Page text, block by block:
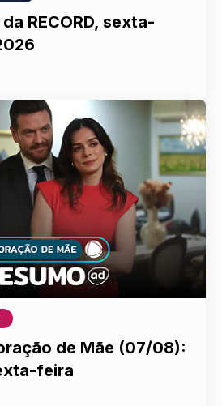
RECORD, sexta-
de Mãe (07/08):
feira